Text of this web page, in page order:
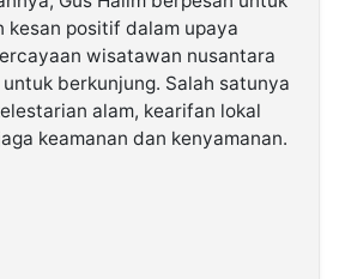
kesan positif dalam upaya
wisatawan nusantara
berkunjung. Salah satunya
alam, kearifan lokal
keamanan dan kenyamanan.